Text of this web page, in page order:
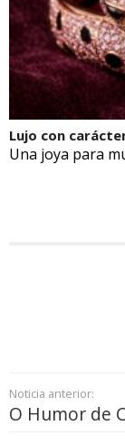
Lujo con
Una joya para
Noticia anterior:
O Humor de